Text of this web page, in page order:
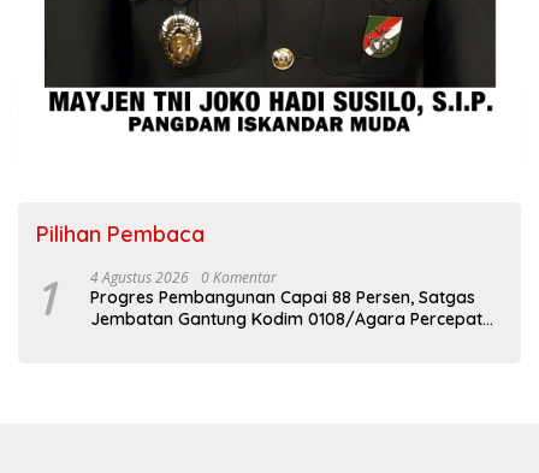
Pilihan Pembaca
1 4 Agustus 2026 0 Komentar
Progres Pembangunan Capai 88 Persen, Satgas
Jembatan Gantung Kodim 0108/Agara Percepat